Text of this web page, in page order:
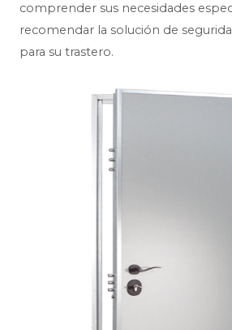
comprender sus necesidades
recomendar la solución de
para su trastero.